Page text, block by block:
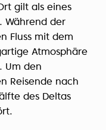
gilt als eines
Während der
Fluss mit dem
Atmosphäre
Um den
Reisende nach
des Deltas